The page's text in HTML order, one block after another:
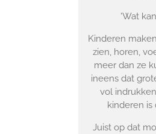
'Wat
Kinderen
zien, horen,
meer dan ze
ineens dat
vol
kinderen is
Juist op dat